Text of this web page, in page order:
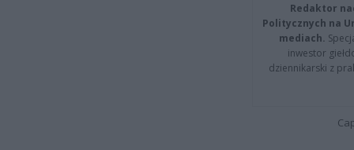
Redaktor
Politycznych na
mediach.
inwestor
dziennikarski z